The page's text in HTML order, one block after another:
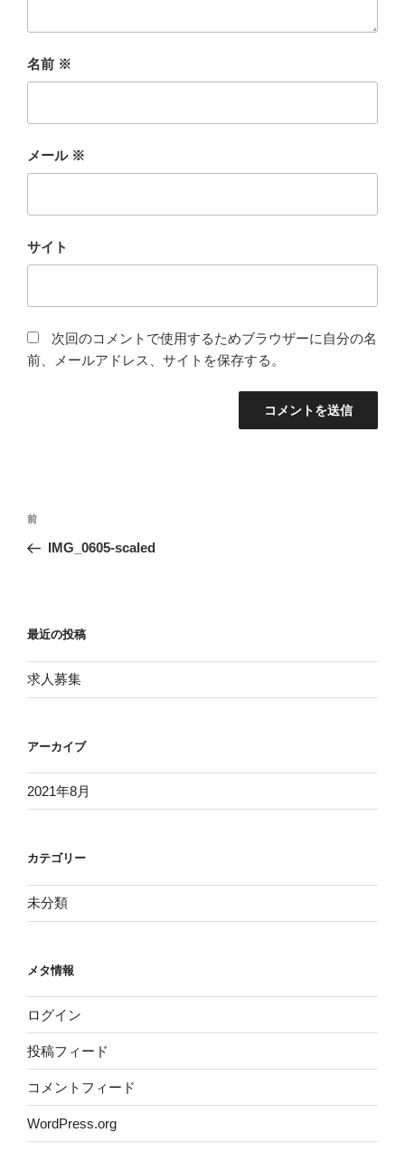
名前 ※
メール ※
サイト
次回のコメントで使用するためブラウザーに自分の名
前、メールアドレス、サイトを保存する。
投
ナ
ー
シ
ョ
前
の
前
IMG_0605-scaled
最近の投稿
求人募集
アーカイブ
2021年8月
カテゴリー
未分類
メタ情報
ログイン
投稿フィード
コメントフィード
WordPress.org